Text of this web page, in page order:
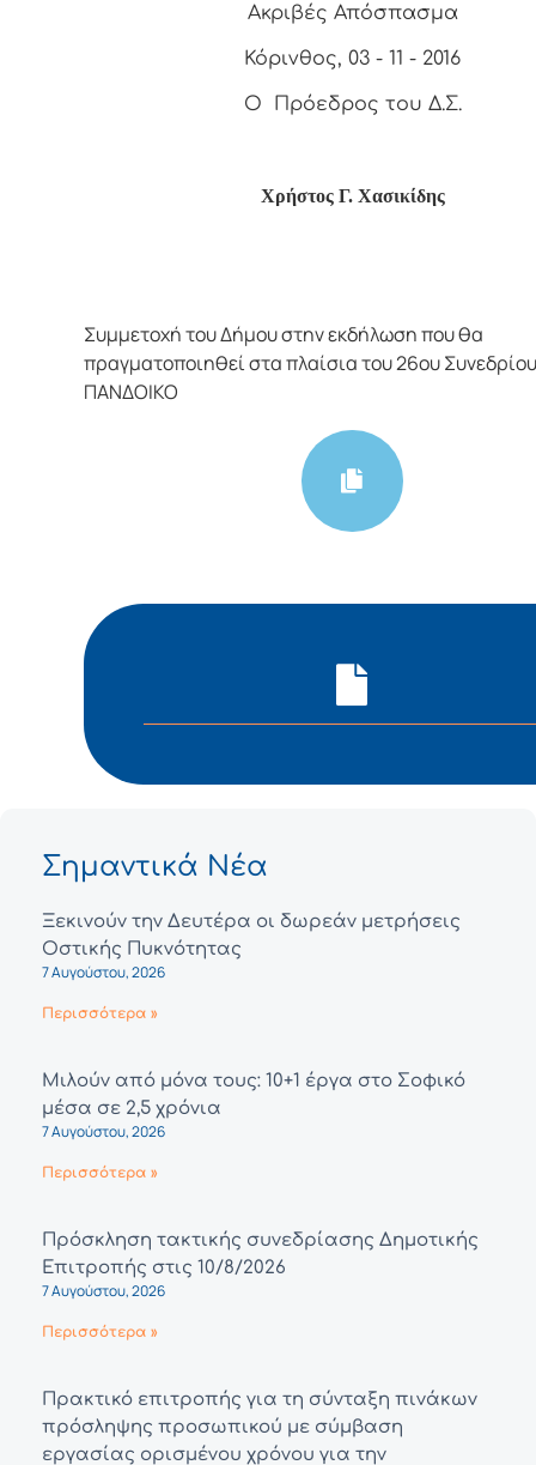
Ακριβές Απόσπασμα
Κόρινθος, 03 - 11 - 2016
Ο Πρόεδρος του Δ.Σ.
Χρήστος Γ. Χασικίδης
Συμμετοχή του Δήμου στην εκδήλωση που θα
πραγματοποιηθεί στα πλαίσια του 26ου
ΠΑΝΔΟΙΚΟ
Σημαντικά Νέα
Ξεκινούν την Δευτέρα οι δωρεάν μετρήσεις
Οστικής Πυκνότητας
7 Αυγούστου, 2026
Περισσότερα »
Μιλούν από μόνα τους: 10+1 έργα στο Σοφικό
μέσα σε 2,5 χρόνια
7 Αυγούστου, 2026
Περισσότερα »
Πρόσκληση τακτικής συνεδρίασης Δημοτικής
Επιτροπής στις 10/8/2026
7 Αυγούστου, 2026
Περισσότερα »
Πρακτικό επιτροπής για τη σύνταξη πινάκων
πρόσληψης προσωπικού με σύμβαση
εργασίας ορισμένου χρόνου για την